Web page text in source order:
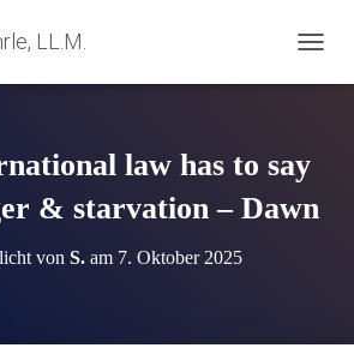
LL.M.
A
I
law has to say
& starvation – Dawn
von S. am 7. Oktober 2025